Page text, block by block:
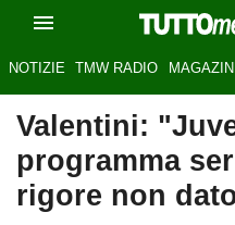
NOTIZIE TMW RADIO
Valentini:
programma
rigore non